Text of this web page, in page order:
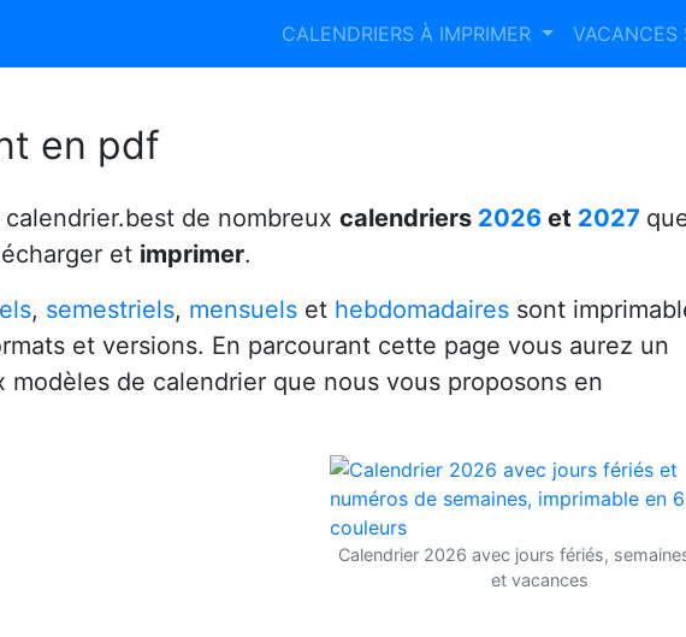
CALENDRIERS À IMPRIMER VACANCES
Calendrier 2027
en pdf
de nombreux calendriers 2026et 2027
et imprimer.
, semestriels, mensuelset hebdomadairessont
et versions. En parcourant cette page vous aurez un
modèles de calendrier que nous vous proposons en
Calendrier 2026 avec jours fériés,
et vacances